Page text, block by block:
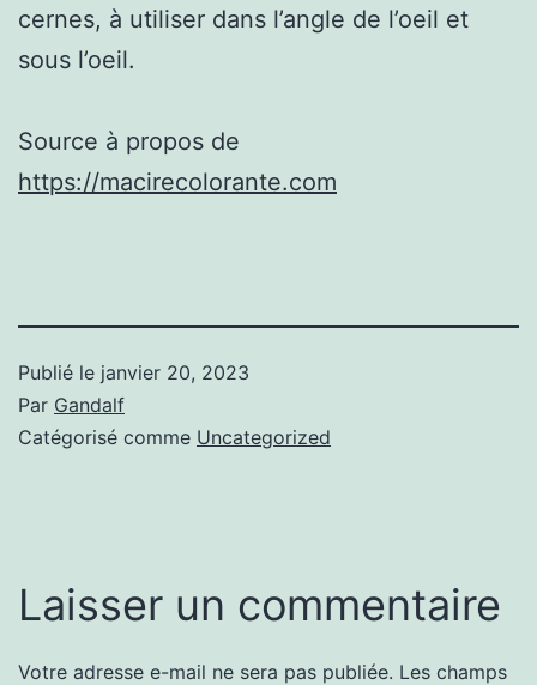
cernes, à utiliser dans l’angle de l’oeil et
sous l’oeil.
Source à propos de
https://macirecolorante.com
Publié le janvier 20, 2023
Par Gandalf
Catégorisé comme Uncategorized
Laisser un commentaire
Votre adresse e-mail ne sera pas publiée. Les champs